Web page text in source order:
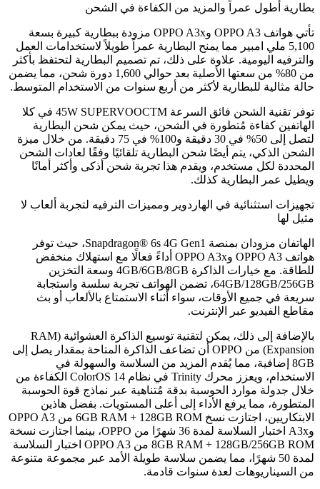
بطارية أطول عمراً والمزيد من الكفاءة في الشحن
تأتي هواتف OPPO A3 وOPPO A3x مزودة ببطارية كبيرة بسعة
5,100 ملي امبير مما يمنح البطارية عمراً طويلاً لاستخدامات العمل
والترفيه اليومية. علاوة على ذلك، تم تصميم البطارية لتحتفظ بأكثر
من 80% من سعتها الأصلية بعد حوالي 1,600 دورة شحن، مما يضمن
حالة مثالية للبطارية لأكثر من أربع سنوات من الاستخدام المتوسط.
توفر تقنية الشحن فائق السرعة 45W SUPERVOOCTM في كلا
الهاتفين كفاءة مُتطورة في الشحن، حيث يمكن شحن البطارية
لتصل إلى 50% في 30 دقيقة و100% في 75 دقيقة. من خلال ميزة
الشحن الذكي، يتم أيضًا شحن البطارية تلقائيًا وفقًا لعادات الشحن
المحددة لكل مستخدم، ويقدم هذا تجربة شحن أذكى وأكثر أمانًا
ويطيل عمر البطارية كذلك.
تجهيزات استثنائية في الهاردوير ومميزات الترفيه لتجربة ألعاب لا
مثيل لها
الهاتفان مزودان بمنصة Snapdragon® 6s 4G Gen1، حيث توفر
هواتف OPPO A3 وOPPO A3x أداءً فعالًا مع استهلاك منخفض
للطاقة. مع خيارات الذاكرة 4GB/6GB/8GB وسعة التخزين
64GB/128GB/256GB، تضمن الهواتف تجربة سلسة واستجابة
سريعة في جميع الأوقات، سواء أثناء الاستمتاع بالألعاب أو بث
مقاطع الفيديو عبر الإنترنت.
بالإضافة إلى ذلك، يمكن لتقنية توسيع الذاكرة العشوائية (RAM
Expansion) من OPPO أن تضاعف الذاكرة المتاحة بمقدار يصل إلى
8GB إضافية، مما يُقدم المزيد من السلاسة والسهولة في
الاستخدام، ويعزز محرك Trinity في نظام ColorOS 14 الكفاءة من
خلال جدولة موارد الحوسبة بدقة مُتناهية عبر نماذج قوة الحوسبة
المتطورة، مما يرفع الأداء إلى أعلى المستويات. بفضل هاذين
الابتكاريين، اجتازت نسخ 6GB RAM + 128GB ROM من OPPO A3
وA3x اختبار السلاسة لمدة 36 شهرًا من OPPO، بينما اجتازت نسخة
8GB RAM + 128GB/256GB ROM من OPPO A3 اختبار السلاسة
لمدة 50 شهرًا، مما يضمن سلاسة طويلة الأمد عبر مجموعة متنوعة
من السيناريوهات لعدة سنوات قادمة.